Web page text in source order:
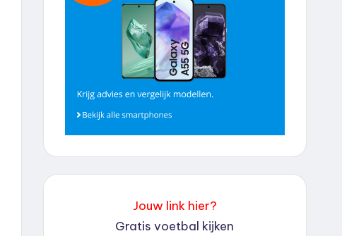
Jouw link hier?
Gratis voetbal kijken